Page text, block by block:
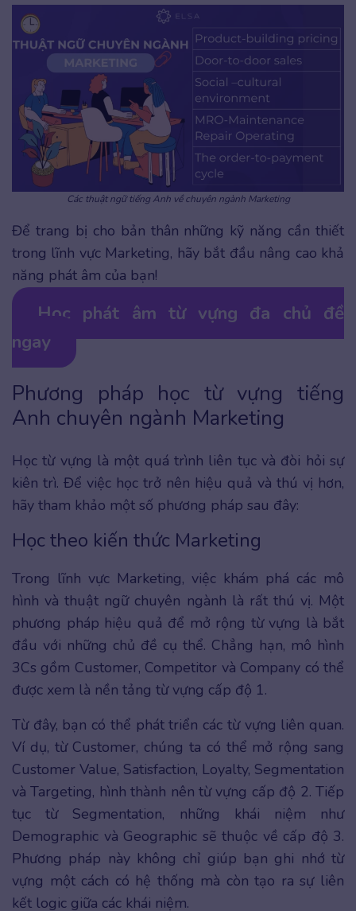
Các thuật ngữ tiếng Anh về chuyên ngành Marketing
Để trang bị cho bản thân những kỹ năng cần thiết
trong lĩnh vực Marketing, hãy bắt đầu nâng cao khả
năng phát âm của bạn!
Học phát âm từ vựng đa chủ đề
ngay
Phương pháp học từ vựng tiếng
Anh chuyên ngành Marketing
Học từ vựng là một quá trình liên tục và đòi hỏi sự
kiên trì. Để việc học trở nên hiệu quả và thú vị hơn,
hãy tham khảo một số phương pháp sau đây:
Học theo kiến thức Marketing
Trong lĩnh vực Marketing, việc khám phá các mô
hình và thuật ngữ chuyên ngành là rất thú vị. Một
phương pháp hiệu quả để mở rộng từ vựng là bắt
đầu với những chủ đề cụ thể. Chẳng hạn, mô hình
3Cs gồm Customer, Competitor và Company có thể
được xem là nền tảng từ vựng cấp độ 1.
Từ đây, bạn có thể phát triển các từ vựng liên quan.
Ví dụ, từ Customer, chúng ta có thể mở rộng sang
Customer Value, Satisfaction, Loyalty, Segmentation
và Targeting, hình thành nên từ vựng cấp độ 2. Tiếp
tục từ Segmentation, những khái niệm như
Demographic và Geographic sẽ thuộc về cấp độ 3.
Phương pháp này không chỉ giúp bạn ghi nhớ từ
vựng một cách có hệ thống mà còn tạo ra sự liên
kết logic giữa các khái niệm.